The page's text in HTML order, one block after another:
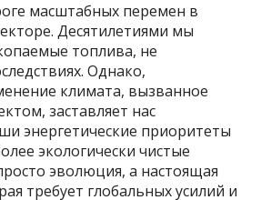
масштабных перемен в
Десятилетиями мы
топлива, не
Однако,
климата, вызванное
заставляет нас
энергетические приоритеты
экологически чистые
эволюция, а настоящая
требует глобальных усилий и